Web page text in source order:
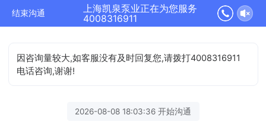
结束沟通
上海凯泉泵业正在为您服务
4008316911
因咨询量较大,如客服没有及时回复您,请拨打4008316911
电话咨询,谢谢!
2026-08-08 18:03:36 开始沟通